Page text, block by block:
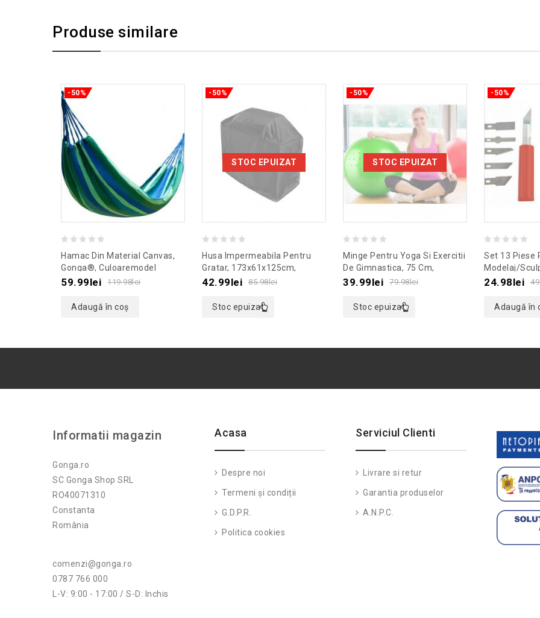
Produse similare
-50%
out
of
Hamac Din Material Canvas,
Gonga®, Culoaremodel
Albastru
119.98lei
59.99lei
Adaugă în coș
STOC EPUIZAT
-50%
out
of
Husa Impermeabila Pentru
Gratar, 173x61x125cm,
Gonga®, Culoaremodel Negru
85.98lei
42.99lei
Stoc epuizat
STOC EPUIZAT
-50%
out
of
Minge Pentru Yoga Si Exercitii
De Gimnastica, 75 Cm,
Gonga®, Culoaremodel Verde
79.98lei
39.99lei
Stoc epuizat
-50%
out
of
Set 13 Piese
Modelaj/
24.98lei
Adaugă în
Informatii magazin
Gonga.ro
SC Gonga Shop SRL
RO40071310
Constanta
România
comenzi@gonga.ro
0787 766 000
L-V: 9:00 - 17:00 / S-D: Inchis
Acasa
Despre noi
Termeni și condiții
G.D.P.R.
Politica cookies
Serviciul Clienti
Livrare si retur
Garantia produselor
A.N.P.C.